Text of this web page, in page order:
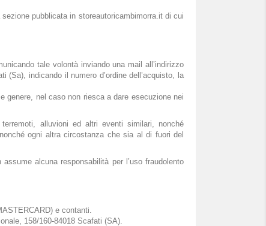
pubblicata in storeautoricambimorra.it di cui
tale volontà inviando una mail all’indirizzo
indicando il numero d’ordine dell’acquisto, la
genere, nel caso non riesca a dare esecuzione nei
alluvioni ed altri eventi similari, nonché
ogni altra circostanza che sia al di fuori del
alcuna responsabilità per l’uso fraudolento
e contanti.
158/160-84018 Scafati (SA).